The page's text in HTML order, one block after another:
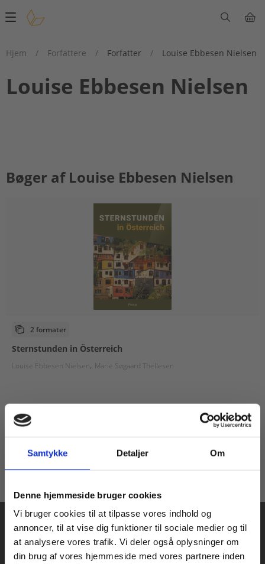
Samtykke Detaljer Om
Denne hjemmeside bruger cookies
Vi bruger cookies til at tilpasse vores indhold og
annoncer, til at vise dig funktioner til sociale medier og til
at analysere vores trafik. Vi deler også oplysninger om
din brug af vores hjemmeside med vores partnere inden
Main
Hjem
/ Forfattere / Forfatter / Louise Ebbesen Nielsen
Louise Ebbesen Nielsen
Bøger af Louise Ebbesen Nielsen
2 formater
Sternstunden in Österreich
Louise Ebbesen Nielsen Marie Søgaard Thellesen
Fra
75,00 KR.
Køb læremidler og find masterclasses mm.
Fortsæt som: